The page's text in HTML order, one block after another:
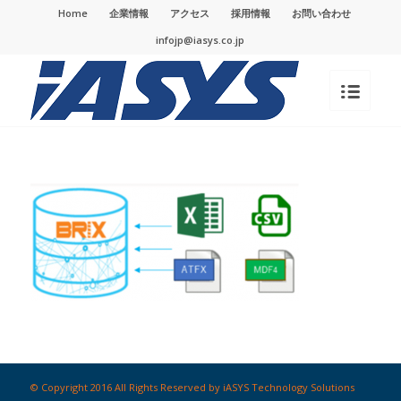
Home 企業情報 アクセス 採用情報
お問い合わせ
infojp@iasys.co.jp
© Copyright 2016 All Rights Reserved by iASYS Technology Solutions